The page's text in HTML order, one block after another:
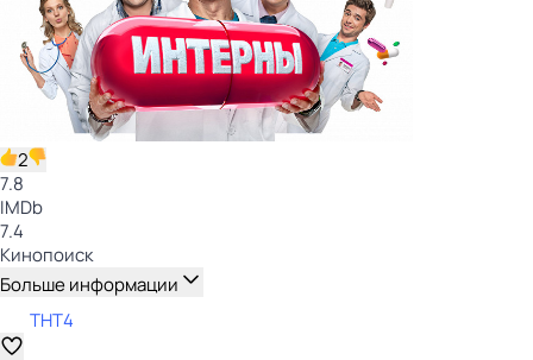
2
7.8
IMDb
7.4
Кинопоиск
Больше информации
ТНТ4